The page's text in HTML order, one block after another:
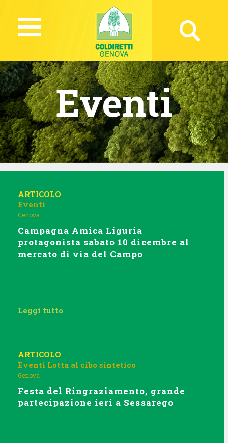
Eventi
ARTICOLO
Eventi
Genova
Campagna Amica Liguria
protagonista sabato 10 dicembre al
mercato di via del Campo
Leggi tutto
ARTICOLO
Eventi Lotta al cibo sintetico
Genova
Festa del Ringraziamento, grande
partecipazione ieri a Sessarego